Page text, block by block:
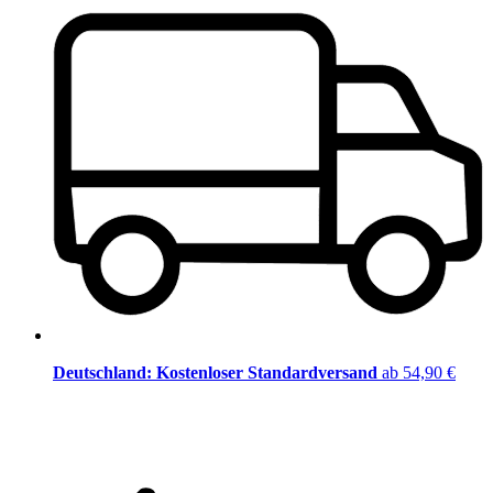
Deutschland: Kostenloser Standardversand ab 54,90 €